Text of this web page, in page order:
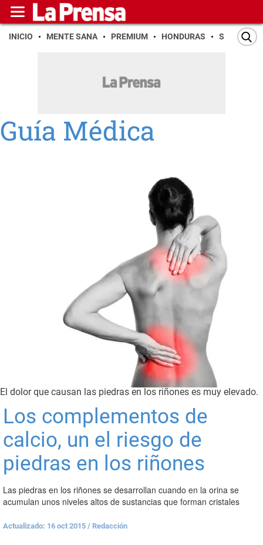
INICIO MENTE SANA PREMIUM HONDURAS SAN PEDRO
Guía Médica
El dolor que causan las piedras en los riñones es muy elevado.
Los complementos de
calcio, un el riesgo de
piedras en los riñones
Las piedras en los riñones se desarrollan cuando en la orina se
acumulan unos niveles altos de sustancias que forman cristales
Actualizado: 16 oct 2015 / Redacción